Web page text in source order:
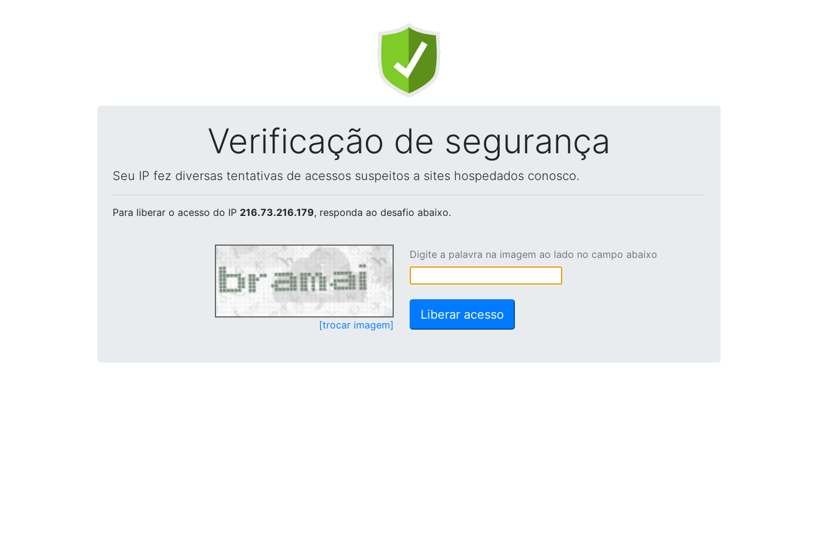
Verificação de segurança
Seu IP fez diversas tentativas de acessos suspeitos a sites hospedados conosco.
Para liberar o acesso do IP 216.73.216.179, responda ao desafio abaixo.
[trocar imagem]
Digite a palavra na imagem ao lado no campo abaixo